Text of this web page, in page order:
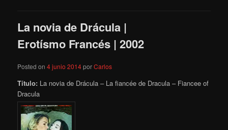
La novia de Drácula |
Erotísmo Francés | 2002
Posted on4 junio 2014porCarlos
Título: La novia de Drácula – La fiancée de Dracula – Fiancee of
Dracula